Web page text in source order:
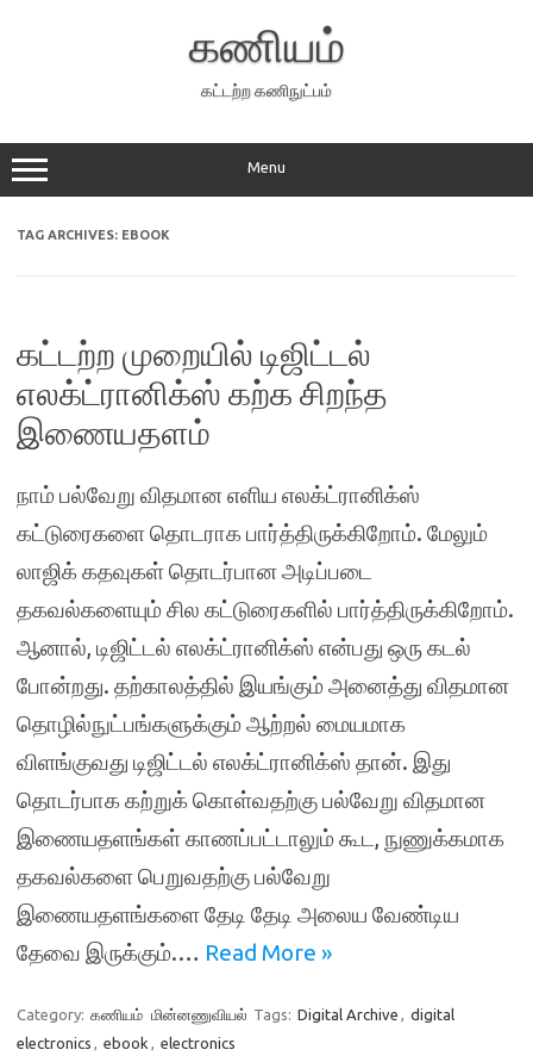
கணியம்
கட்டற்ற கணிநுட்பம்
Menu
TAG ARCHIVES: EBOOK
கட்டற்ற முறையில் டிஜிட்டல்
எலக்ட்ரானிக்ஸ் கற்க சிறந்த
இணையதளம்
நாம் பல்வேறு விதமான எளிய எலக்ட்ரானிக்ஸ்
கட்டுரைகளை தொடராக பார்த்திருக்கிறோம். மேலும்
லாஜிக் கதவுகள் தொடர்பான அடிப்படை
தகவல்களையும் சில கட்டுரைகளில் பார்த்திருக்கிறோம்.
ஆனால், டிஜிட்டல் எலக்ட்ரானிக்ஸ் என்பது ஒரு கடல்
போன்றது. தற்காலத்தில் இயங்கும் அனைத்து விதமான
தொழில்நுட்பங்களுக்கும் ஆற்றல் மையமாக
விளங்குவது டிஜிட்டல் எலக்ட்ரானிக்ஸ் தான். இது
தொடர்பாக கற்றுக் கொள்வதற்கு பல்வேறு விதமான
இணையதளங்கள் காணப்பட்டாலும் கூட, நுணுக்கமாக
தகவல்களை பெறுவதற்கு பல்வேறு
இணையதளங்களை தேடி தேடி அலைய வேண்டிய
தேவை இருக்கும்.… Read More »
Category: கணியம் மின்னணுவியல் Tags: Digital Archive , digital
electronics , ebook , electronics